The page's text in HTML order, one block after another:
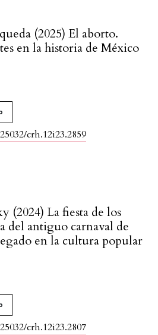
(2025) El aborto.
en la historia de México
crh.12i23.2859
(2024) La fiesta de los
del antiguo carnaval de
en la cultura popular
crh.12i23.2807